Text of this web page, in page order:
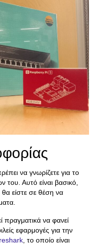
να γνωρίζετε για το
του. Αυτό είναι βασικό,
είστε σε θέση να
πραγματικά να φανεί
εφαρμογές για την
, το οποίο είναι